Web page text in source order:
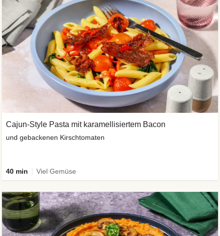
Cajun-Style Pasta mit karamellisiertem Bacon
und gebackenen Kirschtomaten
40 min Viel Gemüse